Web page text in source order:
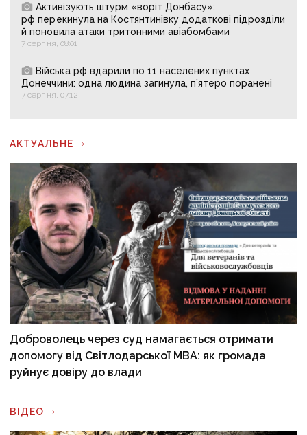
Активізують штурм «воріт Донбасу»:
рф перекинула на Костянтинівку додаткові підрозділи
й поновила атаки тритонними авіабомбами
7 серпня, 08:01
Війська рф вдарили по 11 населених пунктах
Донеччини: одна людина загинула, п’ятеро поранені
7 серпня, 07:12
АКТУАЛЬНЕ
Доброволець через суд намагається отримати
допомогу від Світлодарської МВА: як громада
руйнує довіру до влади
ВІДЕО